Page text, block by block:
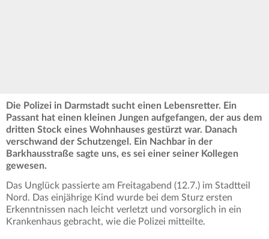
Die Polizei in Darmstadt sucht einen Lebensretter. Ein
Passant hat einen kleinen Jungen aufgefangen, der aus dem
dritten Stock eines Wohnhauses gestürzt war. Danach
verschwand der Schutzengel. Ein Nachbar in der
Barkhausstraße sagte uns, es sei einer seiner Kollegen
gewesen.
Das Unglück passierte am Freitagabend (12.7.) im Stadtteil
Nord. Das einjährige Kind wurde bei dem Sturz ersten
Erkenntnissen nach leicht verletzt und vorsorglich in ein
Krankenhaus gebracht, wie die Polizei mitteilte.